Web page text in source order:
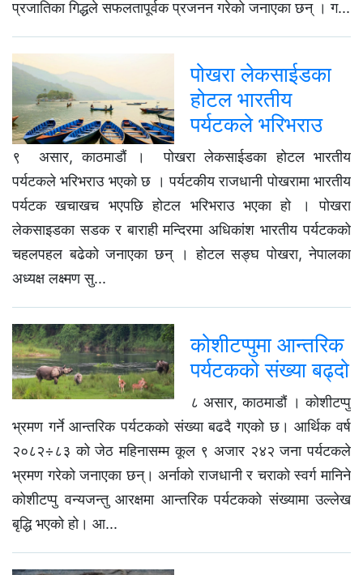
प्रजातिका गिद्धले सफलतापूर्वक प्रजनन गरेको जनाएका छन् । ग...
पोखरा लेकसाईडका
होटल भारतीय
पर्यटकले भरिभराउ
९ असार, काठमाडौं । पोखरा लेकसाईडका होटल भारतीय
पर्यटकले भरिभराउ भएको छ । पर्यटकीय राजधानी पोखरामा भारतीय
पर्यटक खचाखच भएपछि होटल भरिभराउ भएका हो । पोखरा
लेकसाइडका सडक र बाराही मन्दिरमा अधिकांश भारतीय पर्यटकको
चहलपहल बढेको जनाएका छन् । होटल सङ्घ पोखरा, नेपालका
अध्यक्ष लक्ष्मण सु...
कोशीटप्पुमा आन्तरिक
पर्यटकको संख्या बढ्दो
८ असार, काठमाडौं । कोशीटप्पु
भ्रमण गर्ने आन्तरिक पर्यटकको संख्या बढदै गएको छ। आर्थिक वर्ष
२०८२÷८३ को जेठ महिनासम्म कूल ९ अजार २४२ जना पर्यटकले
भ्रमण गरेको जनाएका छन्। अर्नाको राजधानी र चराको स्वर्ग मानिने
कोशीटप्पु वन्यजन्तु आरक्षमा आन्तरिक पर्यटकको संख्यामा उल्लेख
बृद्धि भएको हो। आ...